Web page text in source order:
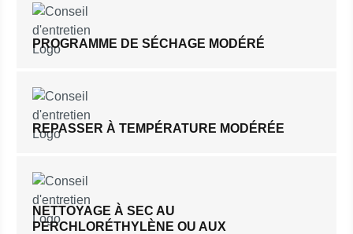
PROGRAMME DE SÉCHAGE MODÉRÉ
REPASSER À TEMPÉRATURE MODÉRÉE
NETTOYAGE À SEC AU
PERCHLORÉTHYLÈNE OU AUX